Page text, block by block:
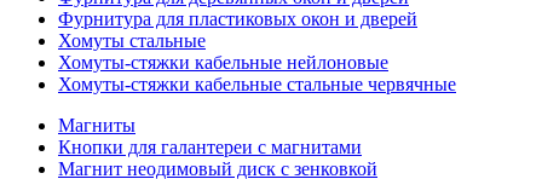
Фурнитура для пластиковых окон и дверей
Хомуты стальные
Хомуты-стяжки кабельные нейлоновые
Хомуты-стяжки кабельные стальные червячные
Магниты
Кнопки для галантереи с магнитами
Магнит неодимовый диск с зенковкой